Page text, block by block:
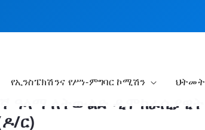
የኢንስፔክሽንና የሥነ-ምግባር ኮሚሽን ህትመት
ዓላማ ለትውልድ ዲሞክራሲያዊት
ር)